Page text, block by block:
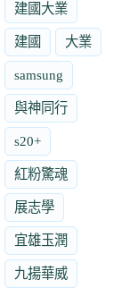
建國大業
建國 大業
samsung
與神同行
s20+
紅粉驚魂
展志學
宜雄玉潤
九揚華威